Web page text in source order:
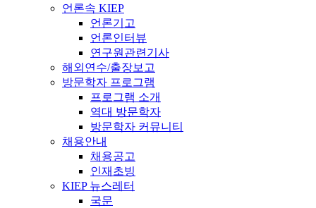
언론속 KIEP
언론기고
언론인터뷰
연구원관련기사
해외연수/출장보고
방문학자 프로그램
프로그램 소개
역대 방문학자
방문학자 커뮤니티
채용안내
채용공고
인재초빙
KIEP 뉴스레터
국문